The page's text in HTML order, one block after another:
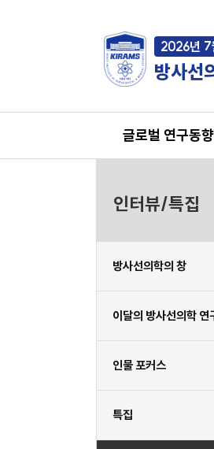
2026년 7
방사선
글로벌 연구동향
인터뷰/특집
방사선의학의 창
이달의 방사선의학 연
인물 포커스
특집